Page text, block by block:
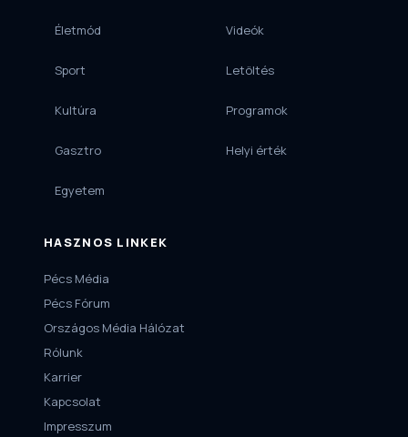
Életmód
Sport
Kultúra
Gasztro
Egyetem
Videók
Letöltés
Programok
Helyi érték
HASZNOS LINKEK
Pécs Média
Pécs Fórum
Országos Média Hálózat
Rólunk
Karrier
Kapcsolat
Impresszum